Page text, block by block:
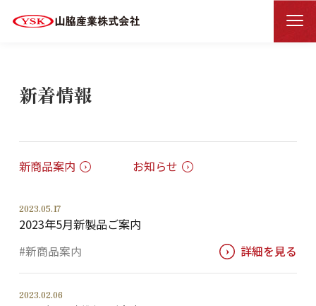
HOME 新着情報
新着情報
新商品案内 お知らせ
2023.05.17
2023年5月新製品ご案内
#新商品案内 詳細を見る
2023.02.06